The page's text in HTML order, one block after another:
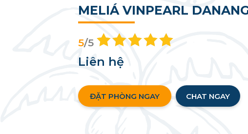
MELIÁ VINPEARL
5/5
Liên hệ
ĐẶT PHÒNG NGAY CHAT NGAY